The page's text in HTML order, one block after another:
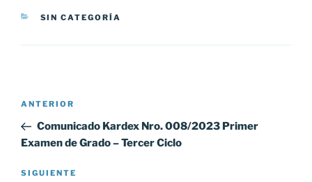
CATEGORÍAS
SIN CATEGORÍA
Navegación
entradas
Entrada
anterior:
ANTERIOR
Comunicado Kardex Nro. 008/2023 Primer
Examen de Grado – Tercer Ciclo
Siguiente
SIGUIENTE